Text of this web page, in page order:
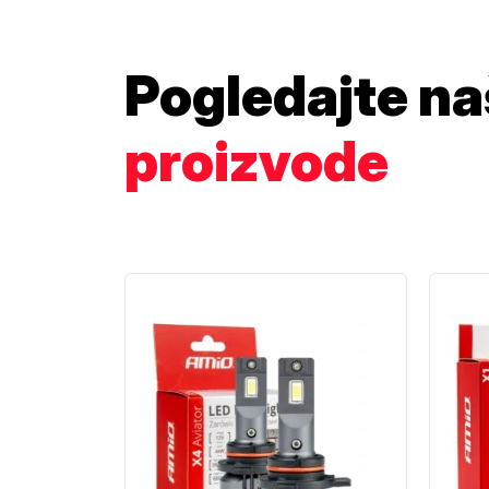
Pogledajte
proizvode